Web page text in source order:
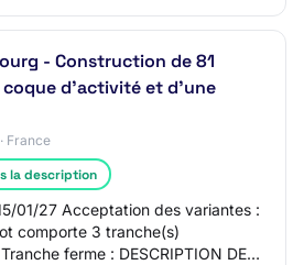
- Construction de 81
d'activité et d'une
France
la description
01/27 Acceptation des variantes :
comporte 3 tranche(s)
ferme : DESCRIPTION DES